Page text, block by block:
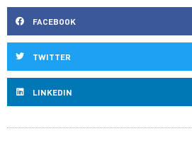
FACEBOOK
TWITTER
LINKEDIN